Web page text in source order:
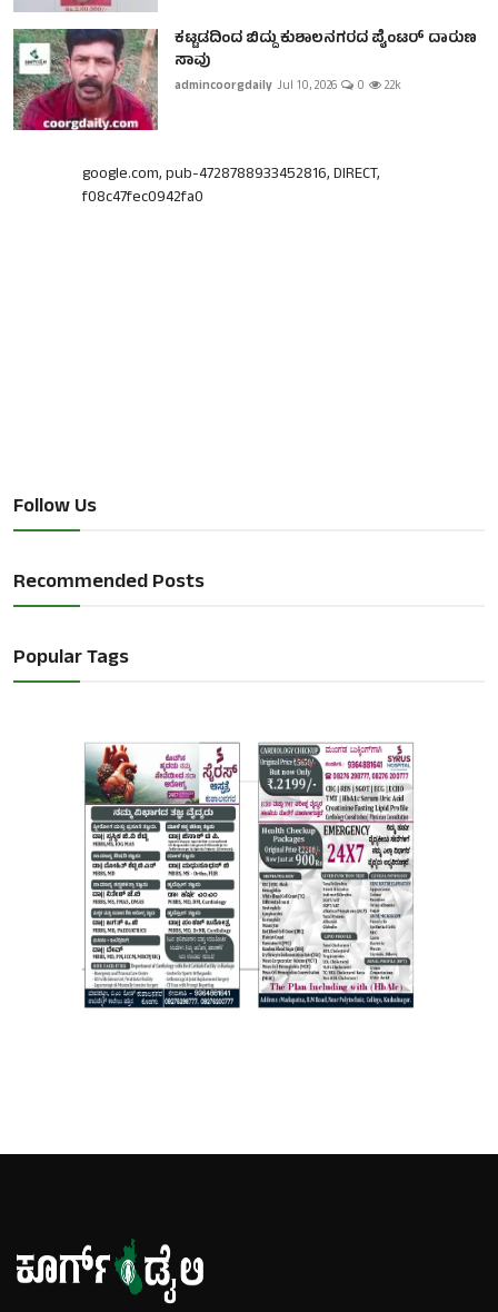
ಕಟ್ಟಡದಿಂದ ಬಿದ್ದು ಕುಶಾಲನಗರದ ಪೈಂಟರ್ ದಾರುಣ
ಸಾವು
admincoorgdaily Jul 10, 2026 0 2.2k
google.com, pub-4728788933452816, DIRECT,
f08c47fec0942fa0
Follow Us
Recommended Posts
Popular Tags